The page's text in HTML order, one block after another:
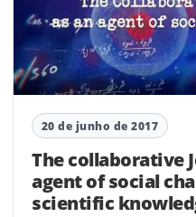
20 de junho de 2017
The collaborative
agent of social
scientific